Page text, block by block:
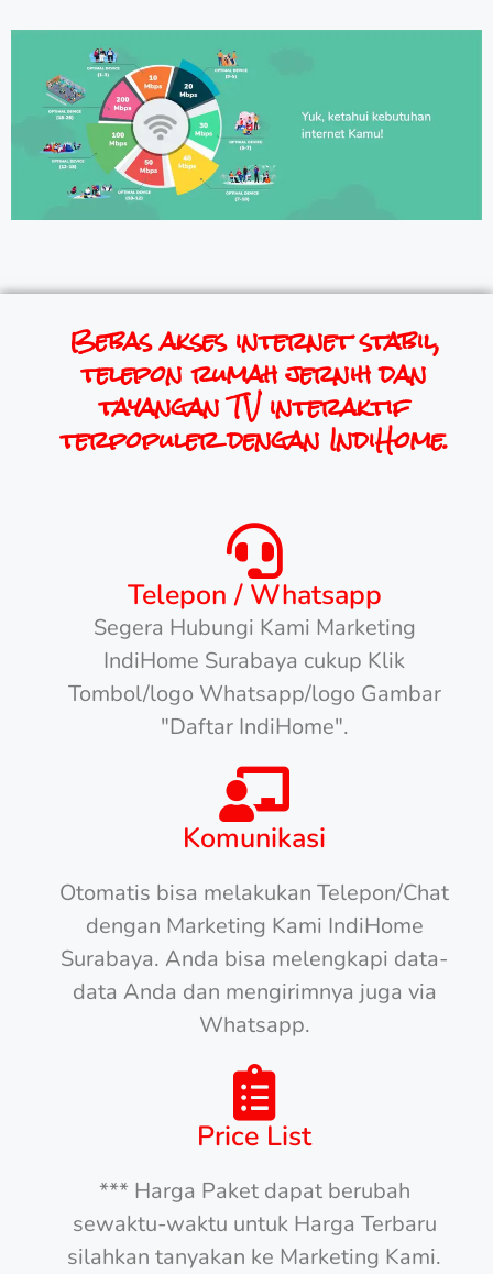
Bebas akses internet stabil,
telepon rumah jernih dan
tayangan TV interaktif
terpopuler dengan IndiHome.
Telepon / Whatsapp
Segera Hubungi Kami Marketing
IndiHome Surabaya cukup Klik
Tombol/logo Whatsapp/logo Gambar
"Daftar IndiHome".
Komunikasi
Otomatis bisa melakukan Telepon/Chat
dengan Marketing Kami IndiHome
Surabaya. Anda bisa melengkapi data-
data Anda dan mengirimnya juga via
Whatsapp.
Price List
*** Harga Paket dapat berubah
sewaktu-waktu untuk Harga Terbaru
silahkan tanyakan ke Marketing Kami.